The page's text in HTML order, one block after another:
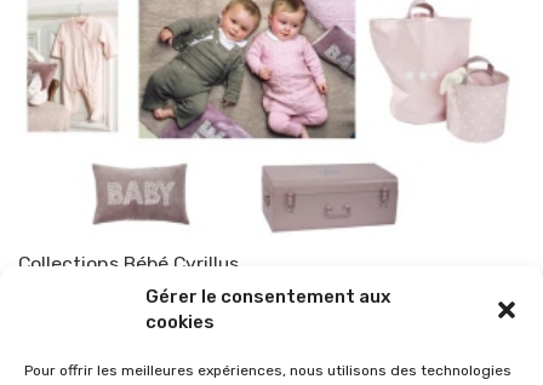
Gérer le consentement aux
cookies
Pour offrir les meilleures expériences, nous utilisons des technologies
Collections Bébé Cyrillus
TOP-PARENTS 1 novembre 2010